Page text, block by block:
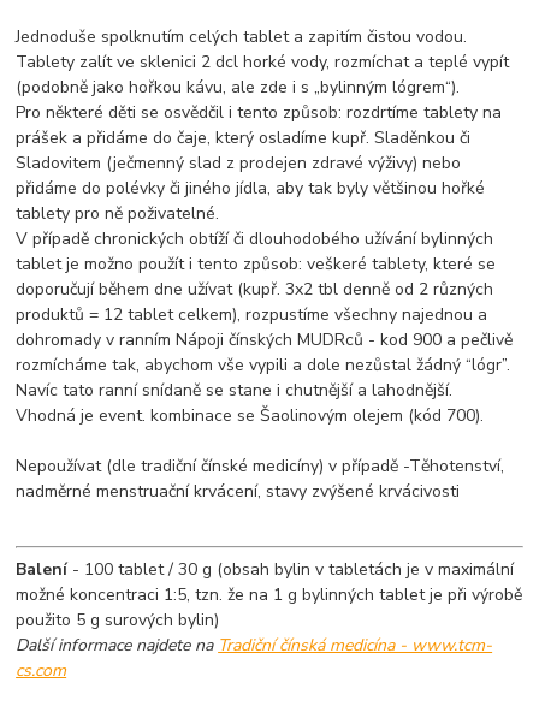
Jednoduše spolknutím celých tablet a zapitím čistou vodou.
Tablety zalít ve sklenici 2 dcl horké vody, rozmíchat a teplé vypít
(podobně jako hořkou kávu, ale zde i s „bylinným lógrem“).
Pro některé děti se osvědčil i tento způsob: rozdrtíme tablety na
prášek a přidáme do čaje, který osladíme kupř. Sladěnkou či
Sladovitem (ječmenný slad z prodejen zdravé výživy) nebo
přidáme do polévky či jiného jídla, aby tak byly většinou hořké
tablety pro ně poživatelné.
V případě chronických obtíží či dlouhodobého užívání bylinných
tablet je možno použít i tento způsob: veškeré tablety, které se
doporučují během dne užívat (kupř. 3x2 tbl denně od 2 různých
produktů = 12 tablet celkem), rozpustíme všechny najednou a
dohromady v ranním Nápoji čínských MUDRců - kod 900 a pečlivě
rozmícháme tak, abychom vše vypili a dole nezůstal žádný “lógr”.
Navíc tato ranní snídaně se stane i chutnější a lahodnější.
Vhodná je event. kombinace se Šaolinovým olejem (kód 700).
Nepoužívat (dle tradiční čínské medicíny) v případě -Těhotenství,
nadměrné menstruační krvácení, stavy zvýšené krvácivosti
Balení- 100 tablet / 30 g (obsah bylin v tabletách je v maximální
možné koncentraci 1:5, tzn. že na 1 g bylinných tablet je při výrobě
použito 5 g surových bylin)
Další informace najdete na Tradiční čínská medicína - www.tcm-
cs.com